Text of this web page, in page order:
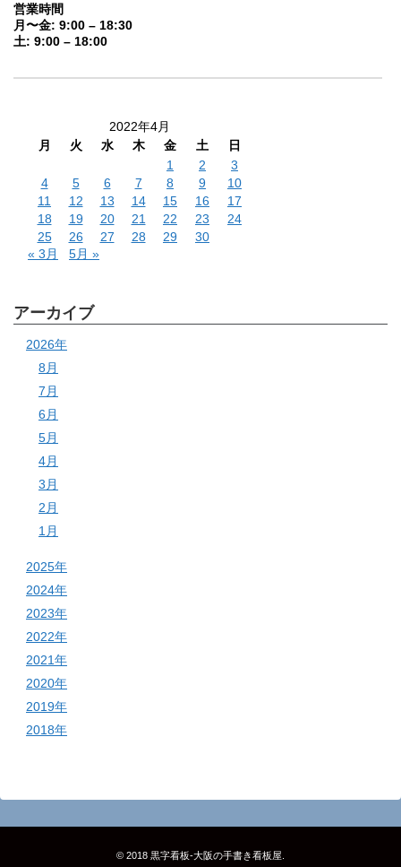
営業時間
月〜金: 9:00 – 18:30
土: 9:00 – 18:00
2022年4月
月
火 水 木 金 土
日
1
2
3
4
5 6 7 8 9
10
11
12 13 14 15 16
17
18
19 20 21 22 23
24
25
26 27 28 29
30
« 3月
5月 »
アーカイブ
2026年
8月
7月
6月
5月
4月
3月
2月
1月
2025年
2024年
2023年
2022年
2021年
2020年
2019年
2018年
© 2018 黒字看板‐大阪の手書き看板屋